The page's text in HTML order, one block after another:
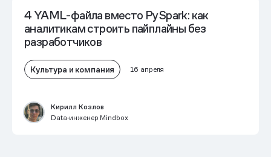
4 YAML-файла вместо PySpark: как
аналитикам строить пайплайны без
разработчиков
Культура и компания 16 апреля
Кирилл Козлов
Data‑инженер Mindbox